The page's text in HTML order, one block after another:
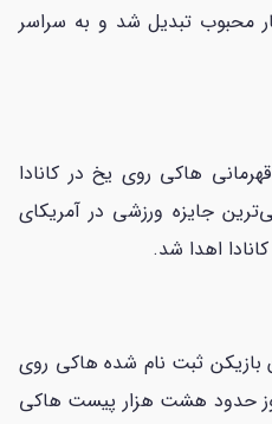
محبوب تبدیل شد و به سراسر
قهرمانی هاکی روی یخ در کانادا
جایزه ورزشی در آمریکای
اهدا شد.
میلیون بازیکن ثبت نام شده هاکی روی
حدود هشت هزار پیست هاکی